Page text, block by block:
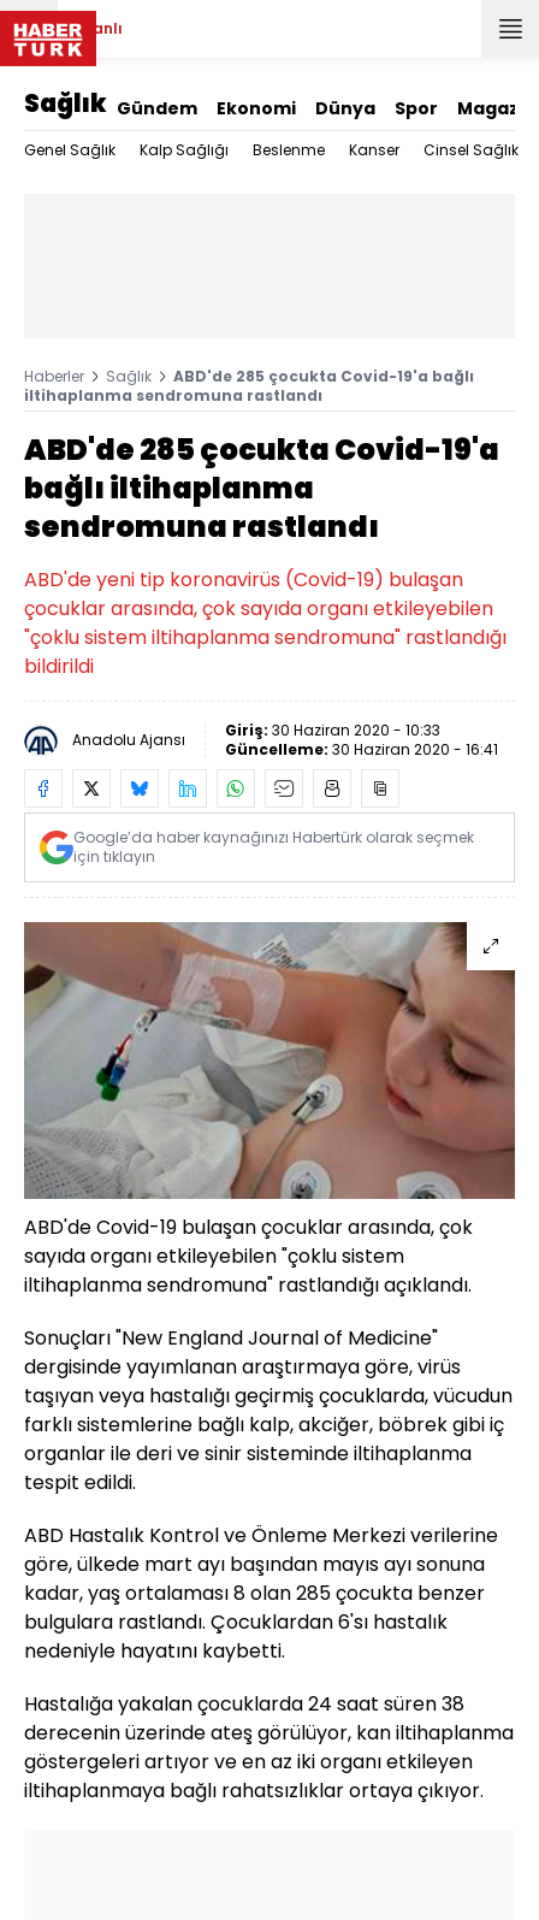
Canlı
Sağlık Gündem Ekonomi Dünya Spor Magazin
Genel Sağlık Kalp Sağlığı Beslenme Kanser Cinsel Sağlık
Haberler Sağlık
ABD'de 285 çocukta Covid-19'a bağlı
iltihaplanma sendromuna rastlandı
ABD'de 285 çocukta Covid-19'a
bağlı iltihaplanma
sendromuna rastlandı
ABD'de yeni tip koronavirüs (Covid-19) bulaşan
çocuklar arasında, çok sayıda organı etkileyebilen
"çoklu sistem iltihaplanma sendromuna" rastlandığı
bildirildi
Anadolu Ajansı Giriş: 30 Haziran 2020 - 10:33
Güncelleme: 30 Haziran 2020 - 16:41
Google’da haber kaynağınızı Habertürk olarak seçmek
için tıklayın
ABD'de Covid-19 bulaşan çocuklar arasında, çok
sayıda organı etkileyebilen "çoklu sistem
iltihaplanma sendromuna" rastlandığı açıklandı.
Sonuçları "New England Journal of Medicine"
dergisinde yayımlanan araştırmaya göre, virüs
taşıyan veya hastalığı geçirmiş çocuklarda, vücudun
farklı sistemlerine bağlı kalp, akciğer, böbrek gibi iç
organlar ile deri ve sinir sisteminde iltihaplanma
tespit edildi.
ABD Hastalık Kontrol ve Önleme Merkezi verilerine
göre, ülkede mart ayı başından mayıs ayı sonuna
kadar, yaş ortalaması 8 olan 285 çocukta benzer
bulgulara rastlandı. Çocuklardan 6'sı hastalık
nedeniyle hayatını kaybetti.
Hastalığa yakalan çocuklarda 24 saat süren 38
derecenin üzerinde ateş görülüyor, kan iltihaplanma
göstergeleri artıyor ve en az iki organı etkileyen
iltihaplanmaya bağlı rahatsızlıklar ortaya çıkıyor.